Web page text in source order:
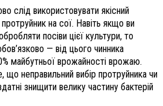
слід використовувати якісний
на сої. Навіть якщо ви
посіви цієї культури, то
— від цього чинника
майбутньої врожайності врожаю.
що неправильний вибір протруйника чи
знищити велику частину бактерій